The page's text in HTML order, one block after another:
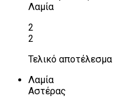
Λαμία
2
2
Τελικό αποτέλεσμα
Λαμία
Αστέρας